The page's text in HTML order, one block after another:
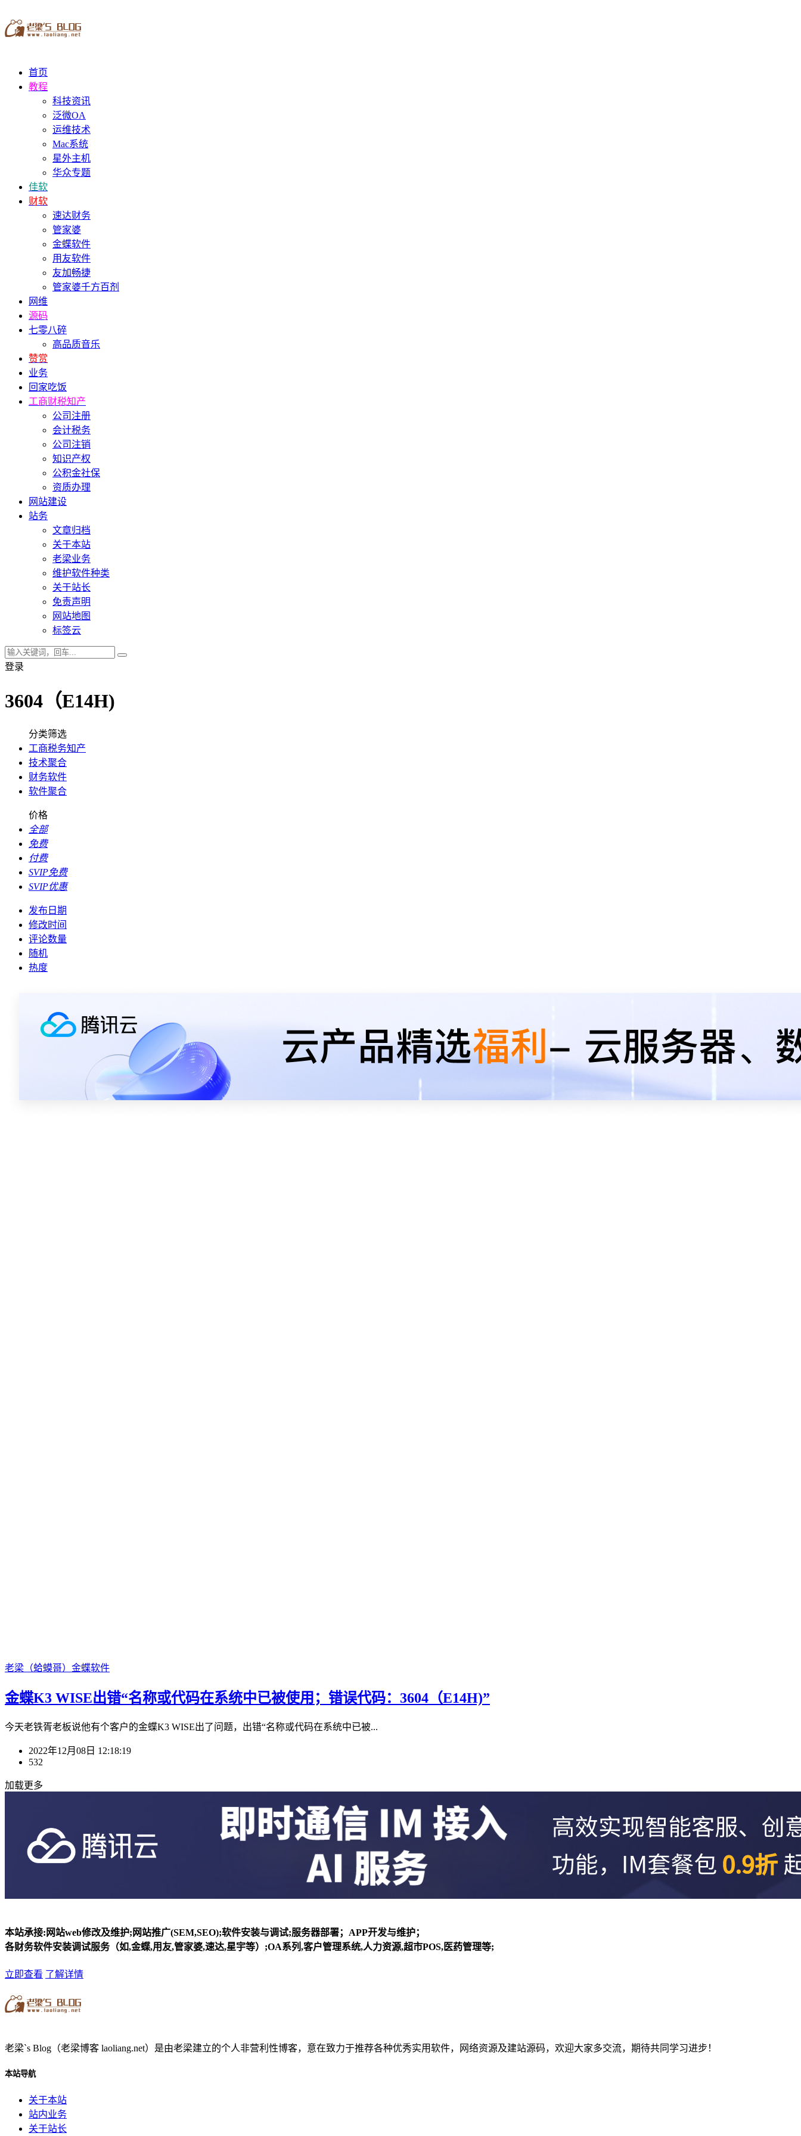
首页
教程
科技资讯
泛微OA
运维技术
Mac系统
星外主机
华众专题
佳软
财软
速达财务
管家婆
金蝶软件
用友软件
友加畅捷
管家婆千方百剂
网维
源码
七零八碎
高品质音乐
赞赏
业务
回家吃饭
工商财税知产
公司注册
会计税务
公司注销
知识产权
公积金社保
资质办理
网站建设
站务
文章归档
关于本站
老梁业务
维护软件种类
关于站长
免责声明
网站地图
标签云
登录
3604（E14H)
分类筛选
工商税务知产
技术聚合
财务软件
软件聚合
价格
全部
免费
付费
SVIP免费
SVIP优惠
发布日期
修改时间
评论数量
随机
热度
老梁（蛤蟆哥） 金蝶软件
金蝶K3 WISE出错“名称或代码在系统中已被使用；错误代码：3604（E14H)”
今天老铁胥老板说他有个客户的金蝶K3 WISE出了问题，出错“名称或代码在系统中已被...
2022年12月08日 12:18:19
532
加载更多
本站承接:网站web修改及维护;网站推广(SEM,SEO);软件安装与调试;服务器部署；APP开发与维护；
各财务软件安装调试服务（如,金蝶,用友,管家婆,速达,星宇等）;OA系列,客户管理系统,人力资源,超市POS,医药管理等;
立即查看 了解详情
老梁`s Blog（老梁博客 laoliang.net）是由老梁建立的个人非营利性博客，意在致力于推荐各种优秀实用软件，网络资源及建站源码，欢迎大家多交流，期待共同学习进步！
本站导航
关于本站
站内业务
关于站长